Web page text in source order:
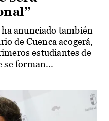
anunciado también
de Cuenca acogerá,
estudiantes de
se forman...